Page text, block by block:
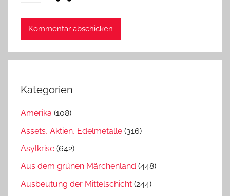
Kategorien
Amerika (108)
Assets, Aktien, Edelmetalle (316)
Asylkrise (642)
Aus dem grünen Märchenland (448)
Ausbeutung der Mittelschicht (244)